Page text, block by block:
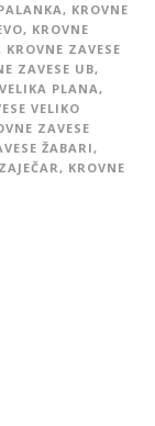
, KROVNE
, KROVNE
KROVNE ZAVESE
ZAVESE UB,
PLANA,
VELIKO
ZAVESE
ŽABARI,
, KROVNE